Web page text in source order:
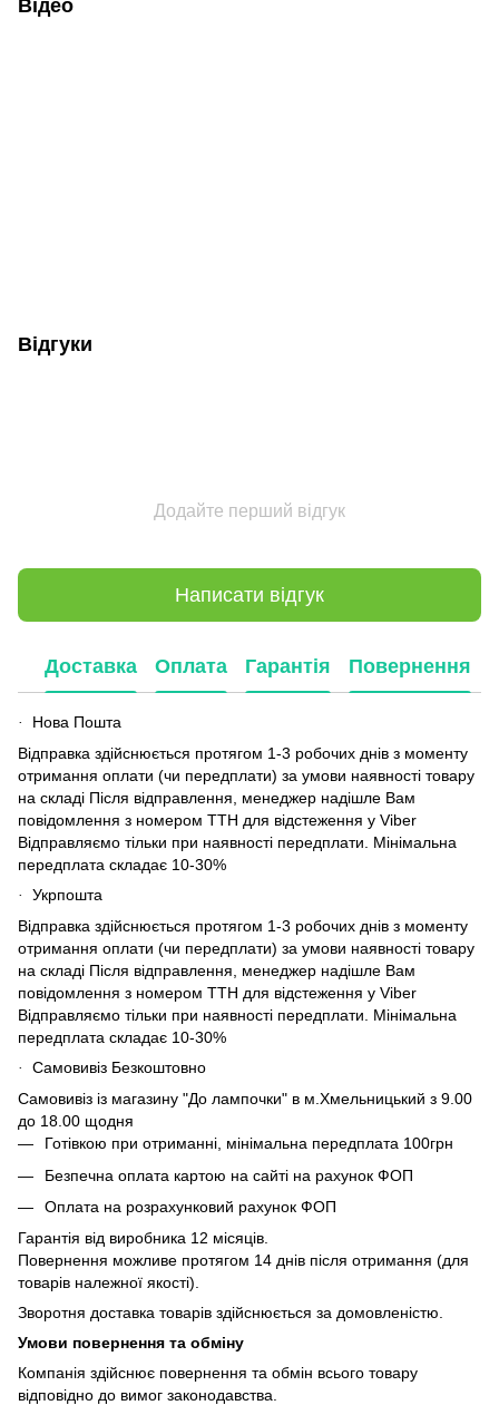
Відео
Відгуки
Додайте перший відгук
Написати відгук
Доставка Оплата Гарантія Повернення
·
Нова Пошта
Відправка здійснюється протягом 1-3 робочих днів з моменту
отримання оплати (чи передплати) за умови наявності товару
на складі Після відправлення, менеджер надішле Вам
повідомлення з номером ТТН для відстеження у Viber
Відправляємо тільки при наявності передплати. Мінімальна
передплата складає 10-30%
·
Укрпошта
Відправка здійснюється протягом 1-3 робочих днів з моменту
отримання оплати (чи передплати) за умови наявності товару
на складі Після відправлення, менеджер надішле Вам
повідомлення з номером ТТН для відстеження у Viber
Відправляємо тільки при наявності передплати. Мінімальна
передплата складає 10-30%
·
Самовивіз Безкоштовно
Самовивіз із магазину "До лампочки" в м.Хмельницький з 9.00
до 18.00 щодня
Готівкою при отриманні, мінімальна передплата 100грн
Безпечна оплата картою на сайті на рахунок ФОП
Оплата на розрахунковий рахунок ФОП
Гарантія від виробника 12 місяців.
Повернення можливе протягом 14 днів після отримання (для
товарів належної якості).
Зворотня доставка товарів здійснюється за домовленістю.
Умови повернення та обміну
Компанія здійснює повернення та обмін всього товару
відповідно до вимог законодавства.